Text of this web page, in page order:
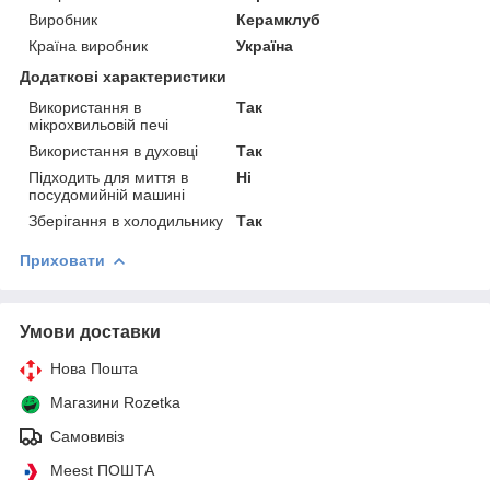
Виробник
Керамклуб
Країна виробник
Україна
Додаткові характеристики
Використання в
мікрохвильовій печі
Так
Використання в духовці
Так
Підходить для миття в
посудомийній машині
Ні
Зберігання в холодильнику Так
Приховати
Умови доставки
Нова Пошта
Магазини Rozetka
Самовивіз
Meest ПОШТА